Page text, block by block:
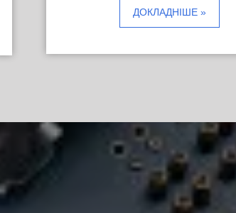
ДОКЛАДНІШЕ »